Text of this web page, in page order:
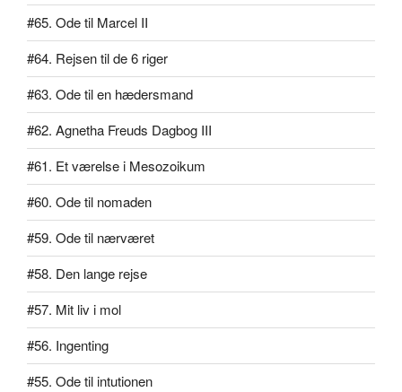
#65. Ode til Marcel II
#64. Rejsen til de 6 riger
#63. Ode til en hædersmand
#62. Agnetha Freuds Dagbog III
#61. Et værelse i Mesozoikum
#60. Ode til nomaden
#59. Ode til nærværet
#58. Den lange rejse
#57. Mit liv i mol
#56. Ingenting
#55. Ode til intutionen